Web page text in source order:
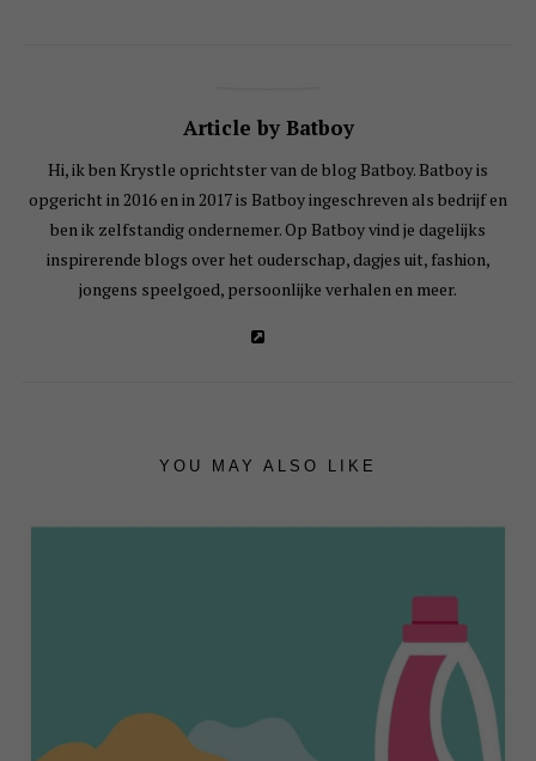
Article by Batboy
Hi, ik ben Krystle oprichtster van de blog Batboy. Batboy is
opgericht in 2016 en in 2017 is Batboy ingeschreven als bedrijf en
ben ik zelfstandig ondernemer. Op Batboy vind je dagelijks
inspirerende blogs over het ouderschap, dagjes uit, fashion,
jongens speelgoed, persoonlijke verhalen en meer.
YOU MAY ALSO LIKE